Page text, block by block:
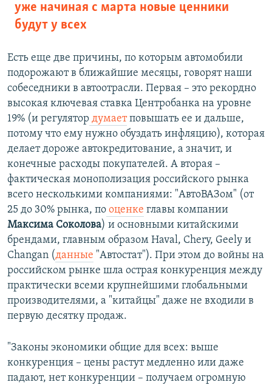
уже начиная с марта новые ценники
будут у всех
Есть еще две причины, по которым автомобили
подорожают в ближайшие месяцы, говорят наши
собеседники в автоотрасли. Первая – это рекордно
высокая ключевая ставка Центробанка на уровне
19% (и регулятор думаетповышать ее и дальше,
потому что ему нужно обуздать инфляцию), которая
делает дороже автокредитование, а значит, и
конечные расходы покупателей. А вторая –
фактическая монополизация российского рынка
всего несколькими компаниями: "АвтоВАЗом" (от
25 до 30% рынка, по оценке главы компании
Максима Соколова) и основными китайскими
брендами, главным образом Haval, Chery, Geely и
Changan (данные "Автостат"). При этом до войны на
российском рынке шла острая конкуренция между
практически всеми крупнейшими глобальными
производителями, а "китайцы" даже не входили в
первую десятку продаж.
"Законы экономики общие для всех: выше
конкуренция – цены растут медленно или даже
падают, нет конкуренции – получаем огромную